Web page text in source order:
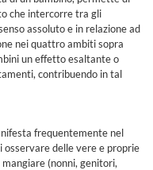
che intercorre tra gli
assoluto e in relazione ad
nei quattro ambiti sopra
un effetto esaltante o
contribuendo in tal
frequentemente nel
osservare delle vere e proprie
(nonni, genitori,